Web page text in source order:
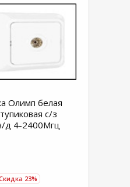
Олимп белая
с/з
д 4-2400Мгц
23%